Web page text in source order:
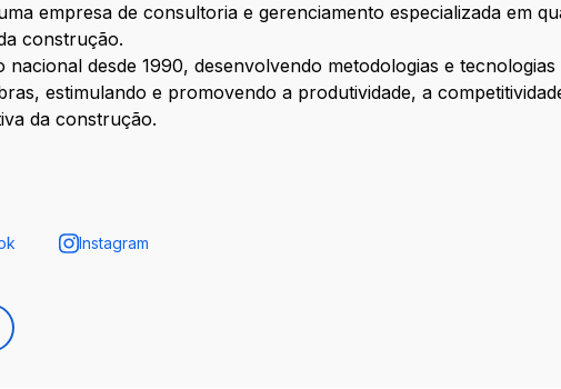
empresa de consultoria e gerenciamento especializada em
construção.
desde 1990, desenvolvendo metodologias e
estimulando e promovendo a produtividade, a
da construção.
Instagram